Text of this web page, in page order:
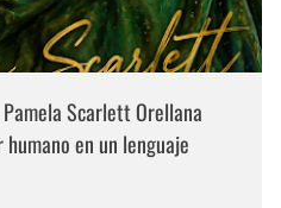
Scarlett Orellana
en un lenguaje